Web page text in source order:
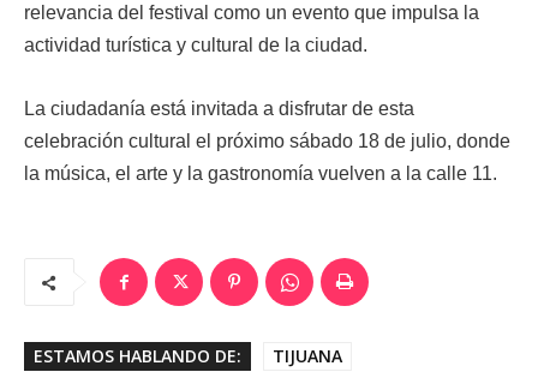
relevancia del festival como un evento que impulsa la
actividad turística y cultural de la ciudad.
La ciudadanía está invitada a disfrutar de esta
celebración cultural el próximo sábado 18 de julio, donde
la música, el arte y la gastronomía vuelven a la calle 11.
ESTAMOS HABLANDO DE: TIJUANA